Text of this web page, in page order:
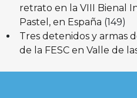
retrato en la VIII Bienal
Pastel, en España (149)
Tres detenidos y armas
de la FESC en Valle de